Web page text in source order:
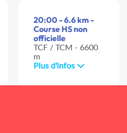
20:00 - 6.6 km -
Course HS non
officielle
TCF / TCM - 6600
m
Plus d'infos